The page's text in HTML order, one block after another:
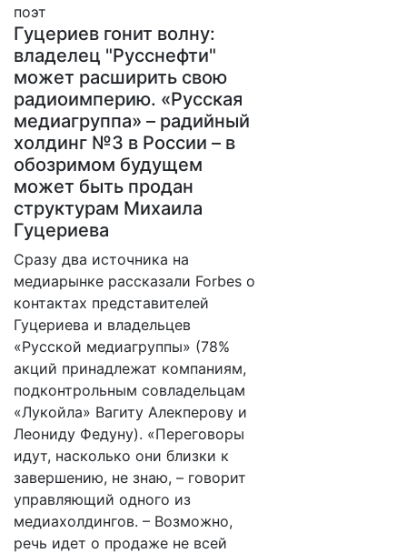
поэт
Гуцериев гонит волну:
владелец "Русснефти"
может расширить свою
радиоимперию. «Русская
медиагруппа» – радийный
холдинг №3 в России – в
обозримом будущем
может быть продан
структурам Михаила
Гуцериева
Сразу два источника на
медиарынке рассказали Forbes о
контактах представителей
Гуцериева и владельцев
«Русской медиагруппы» (78%
акций принадлежат компаниям,
подконтрольным совладельцам
«Лукойла» Вагиту Алекперову и
Леониду Федуну). «Переговоры
идут, насколько они близки к
завершению, не знаю, – говорит
управляющий одного из
медиахолдингов. – Возможно,
речь идет о продаже не всей